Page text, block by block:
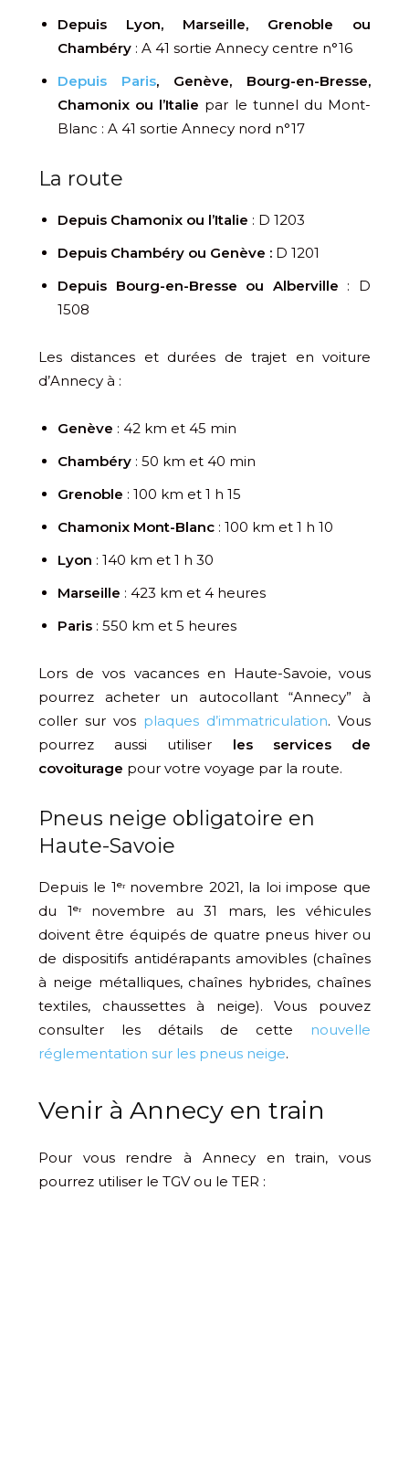
Depuis Lyon, Marseille, Grenoble ou
Chambéry : A 41 sortie Annecy centre n°16
Depuis Paris, Genève, Bourg-en-Bresse,
Chamonix ou l’Italie par le tunnel du Mont-
Blanc : A 41 sortie Annecy nord n°17
La route
Depuis Chamonix ou l’Italie : D 1203
Depuis Chambéry ou Genève : D 1201
Depuis Bourg-en-Bresse ou Alberville : D
1508
Les distances et durées de trajet en voiture
d’Annecy à :
Genève : 42 km et 45 min
Chambéry : 50 km et 40 min
Grenoble : 100 km et 1 h 15
Chamonix Mont-Blanc : 100 km et 1 h 10
Lyon : 140 km et 1 h 30
Marseille : 423 km et 4 heures
Paris : 550 km et 5 heures
Lors de vos vacances en Haute-Savoie, vous
pourrez acheter un autocollant “Annecy” à
coller sur vos plaques d’immatriculation. Vous
pourrez aussi utiliser les services de
covoiturage pour votre voyage par la route.
Pneus neige obligatoire en
Haute-Savoie
Depuis le 1ᵉʳ novembre 2021, la loi impose que
du 1ᵉʳ novembre au 31 mars, les véhicules
doivent être équipés de quatre pneus hiver ou
de dispositifs antidérapants amovibles (chaînes
à neige métalliques, chaînes hybrides, chaînes
textiles, chaussettes à neige). Vous pouvez
consulter les détails de cette
nouvelle
réglementation sur les pneus neige.
Venir à Annecy en train
Pour vous rendre à Annecy en train, vous
pourrez utiliser le TGV ou le TER :